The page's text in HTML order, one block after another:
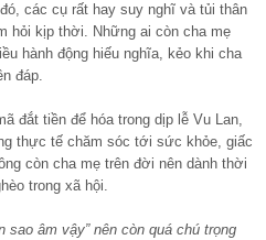
các cụ rất hay suy nghĩ và tủi thân
hỏi kịp thời. Những ai còn cha mẹ
hành động hiếu nghĩa, kẻo khi cha
đáp.
đắt tiền để hóa trong dịp lễ Vu Lan,
thực tế chăm sóc tới sức khỏe, giấc
còn cha mẹ trên đời nên dành thời
trong xã hội.
sao âm vậy” nên còn quá chú trọng